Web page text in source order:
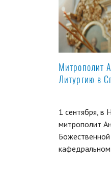
Митрополит
Литургию в
1 сентября, в
митрополит